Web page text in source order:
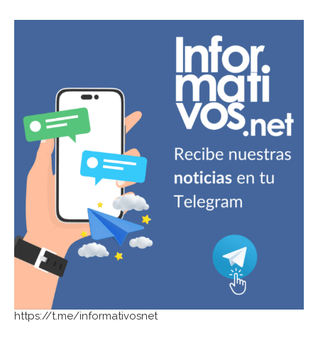
https://t.me/informativosnet